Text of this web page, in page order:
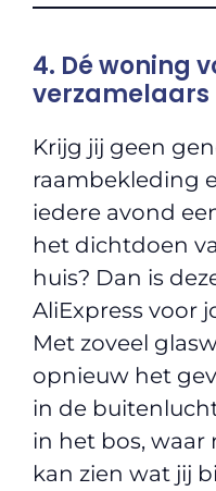
4. Dé woning
verzamelaars
Krijg jij geen
raambekleding
iedere avond
het dichtdoen
huis? Dan is
AliExpress voor
Met zoveel
opnieuw het
in de
in het bos, waar
kan zien wat jij